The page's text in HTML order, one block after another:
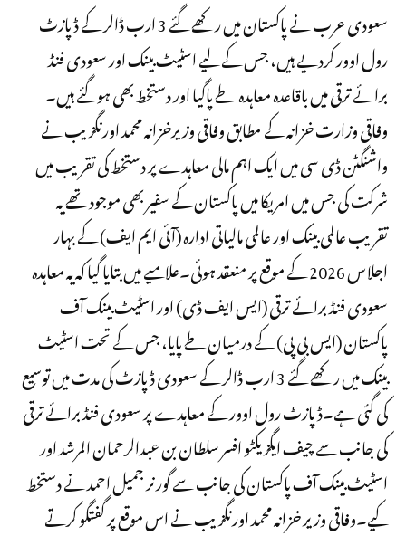
سعودی عرب نے پاکستان میں رکھے گئے 3 ارب ڈالر کے ڈپازٹ
رول اوور کردیے ہیں، جس کے لیے اسٹیٹ بینک اور سعودی فنڈ
برائے ترقی میں باقاعدہ معاہدہ طے پاگیا اور دستخط بھی ہوگئے ہیں۔
وفاقی وزارت خزانہ کے مطابق وفاقی وزیرخزانہ محمد اورنگزیب نے
واشنگٹن ڈی سی میں ایک اہم مالی معاہدے پر دستخط کی تقریب میں
شرکت کی جس میں امریکا میں پاکستان کے سفیر بھی موجود تھے یہ
تقریب عالمی بینک اور عالمی مالیاتی ادارہ (آئی ایم ایف) کے بہار
اجلاس 2026 کے موقع پر منعقد ہوئی۔علامیے میں بتایا گیا کہ یہ معاہدہ
سعودی فنڈ برائے ترقی (ایس ایف ڈی) اور اسٹیٹ بینک آف
پاکستان (ایس بی پی) کے درمیان طے پایا، جس کے تحت اسٹیٹ
بینک میں رکھے گئے 3 ارب ڈالر کے سعودی ڈپازٹ کی مدت میں توسیع
کی گئی ہے۔ڈپازٹ رول اوور کے معاہدے پر سعودی فنڈ برائے ترقی
کی جانب سے چیف ایگزیکٹو افسر سلطان بن عبدالرحمان المرشد اور
اسٹیٹ بینک آف پاکستان کی جانب سے گورنر جمیل احمد نے دستخط
کیے۔وفاقی وزیر خزانہ محمد اورنگزیب نے اس موقع پر گفتگو کرتے